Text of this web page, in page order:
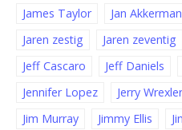
James Taylor
Jan Akkerman
Jaren zestig
Jaren zeventig
Jeff Cascaro
Jeff Daniels
Jennifer Lopez
Jerry Wrexler
Jim Murray
Jimmy Ellis